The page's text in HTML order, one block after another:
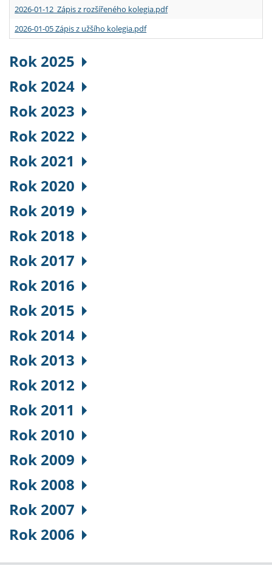
2026-01-12 Zápis z rozšířeného kolegia.pdf
2026-01-05 Zápis z užšího kolegia.pdf
Rok 2025
Rok 2024
Rok 2023
Rok 2022
Rok 2021
Rok 2020
Rok 2019
Rok 2018
Rok 2017
Rok 2016
Rok 2015
Rok 2014
Rok 2013
Rok 2012
Rok 2011
Rok 2010
Rok 2009
Rok 2008
Rok 2007
Rok 2006